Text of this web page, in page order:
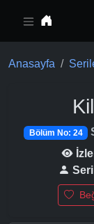
Anasayfa
Bölüm No: 24